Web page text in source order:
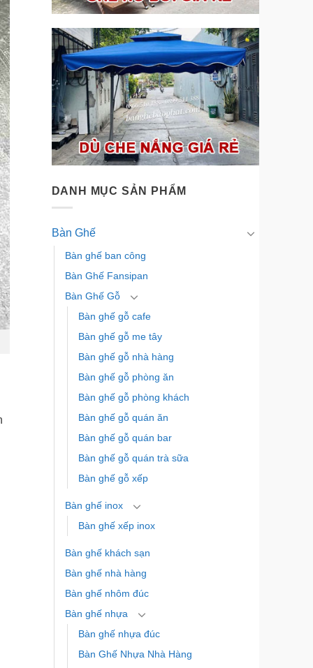
DANH MỤC SẢN PHẨM
Bàn Ghế
Bàn ghế ban công
Bàn Ghế Fansipan
Bàn Ghế Gỗ
Bàn ghế gỗ cafe
Bàn ghế gỗ me tây
Bàn ghế gỗ nhà hàng
Bàn ghế gỗ phòng ăn
Bàn ghế gỗ phòng khách
Bàn ghế gỗ quán ăn
Bàn ghế gỗ quán bar
Bàn ghế gỗ quán trà sữa
Bàn ghế gỗ xếp
Bàn ghế inox
Bàn ghế xếp inox
Bàn ghế khách sạn
Bàn ghế nhà hàng
Bàn ghế nhôm đúc
Bàn ghế nhựa
Bàn ghế nhựa đúc
Bàn Ghế Nhựa Nhà Hàng